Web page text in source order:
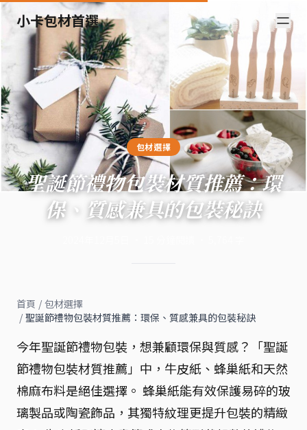
小卡包材首選
包材選擇
聖誕節禮物包裝材質推薦：環
保、質感兼具的包裝秘訣
首頁 / 包材選擇
/ 聖誕節禮物包裝材質推薦：環保、質感兼具的包裝秘訣
今年聖誕節禮物包裝，想兼顧環保與質感？「聖誕
節禮物包裝材質推薦」中，牛皮紙、蜂巢紙和天然
棉麻布料是絕佳選擇。 蜂巢紙能有效保護易碎的玻
璃製品或陶瓷飾品，其獨特紋理更提升包裝的精緻